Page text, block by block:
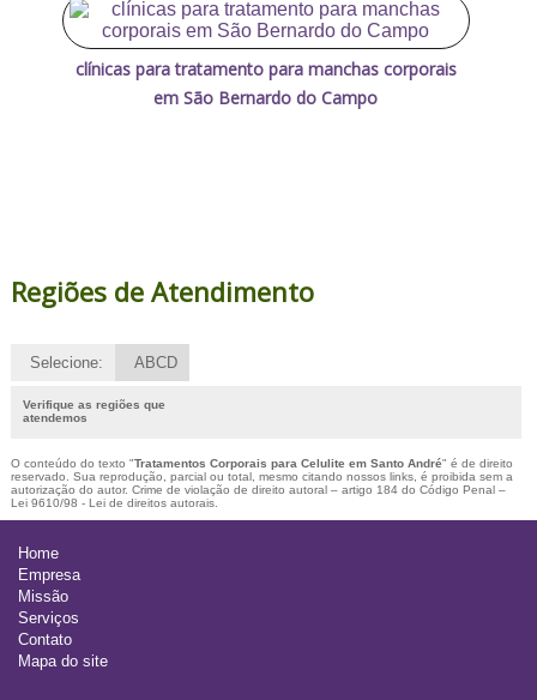
clínicas para tratamento para manchas corporais
em São Bernardo do Campo
Regiões de Atendimento
Selecione: ABCD
Verifique as regiões que
atendemos
O conteúdo do texto "Tratamentos Corporais para Celulite em Santo André" é de direito
reservado. Sua reprodução, parcial ou total, mesmo citando nossos links, é proibida sem a
autorização do autor. Crime de violação de direito autoral – artigo 184 do Código Penal –
Lei 9610/98 - Lei de direitos autorais.
Home
Empresa
Missão
Serviços
Contato
Mapa do site